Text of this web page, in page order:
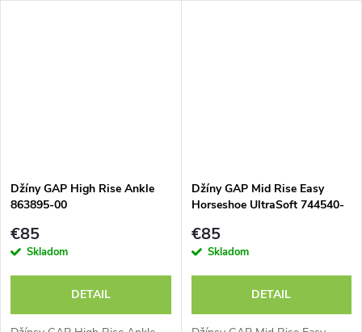
Džíny GAP High Rise Ankle
863895-00
€85
Skladom
DETAIL
Džíny GAP Mid Rise Easy
Horseshoe UltraSoft 744540-
€85
Skladom
DETAIL